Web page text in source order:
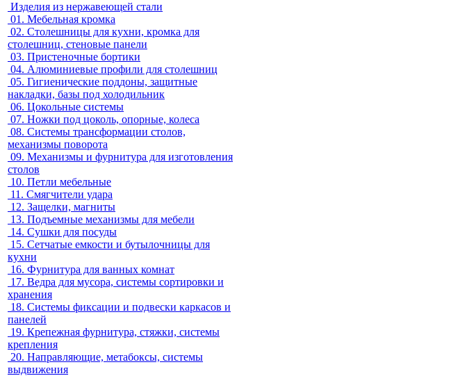
Изделия из нержавеющей стали
01. Мебельная кромка
02. Столешницы для кухни, кромка для
столешниц, стеновые панели
03. Пристеночные бортики
04. Алюминиевые профили для столешниц
05. Гигиенические поддоны, защитные
накладки, базы под холодильник
06. Цокольные системы
07. Ножки под цоколь, опорные, колеса
08. Системы трансформации столов,
механизмы поворота
09. Механизмы и фурнитура для изготовления
столов
10. Петли мебельные
11. Смягчители удара
12. Защелки, магниты
13. Подъемные механизмы для мебели
14. Сушки для посуды
15. Сетчатые емкости и бутылочницы для
кухни
16. Фурнитура для ванных комнат
17. Ведра для мусора, системы сортировки и
хранения
18. Системы фиксации и подвески каркасов и
панелей
19. Крепежная фурнитура, стяжки, системы
крепления
20. Направляющие, метабоксы, системы
выдвижения